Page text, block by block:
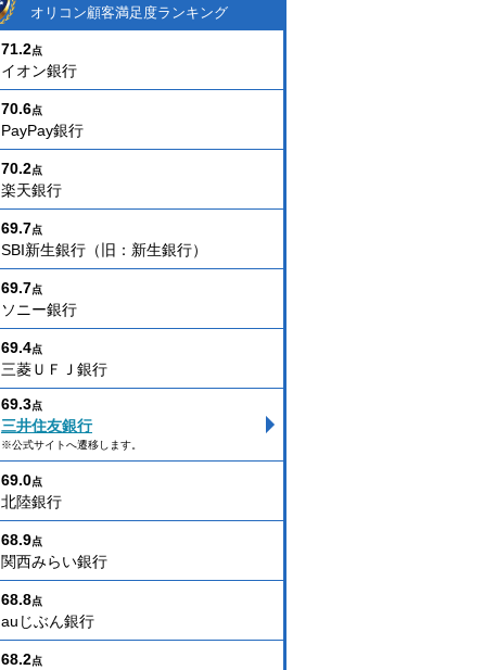
オリコン顧客満足度ランキング
71.2点
イオン銀行
70.6点
PayPay銀行
70.2点
楽天銀行
69.7点
SBI新生銀行（旧：新生銀行）
69.7点
ソニー銀行
69.4点
三菱ＵＦＪ銀行
69.3点
三井住友銀行
※公式サイトへ遷移します。
69.0点
北陸銀行
68.9点
関西みらい銀行
68.8点
auじぶん銀行
68.2点